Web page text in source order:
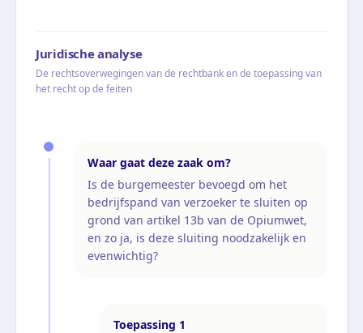
Juridische analyse
De rechtsoverwegingen van de rechtbank en de toepassing van
het recht op de feiten
Waar gaat deze zaak om?
Is de burgemeester bevoegd om het
bedrijfspand van verzoeker te sluiten op
grond van artikel 13b van de Opiumwet,
en zo ja, is deze sluiting noodzakelijk en
evenwichtig?
Toepassing 1